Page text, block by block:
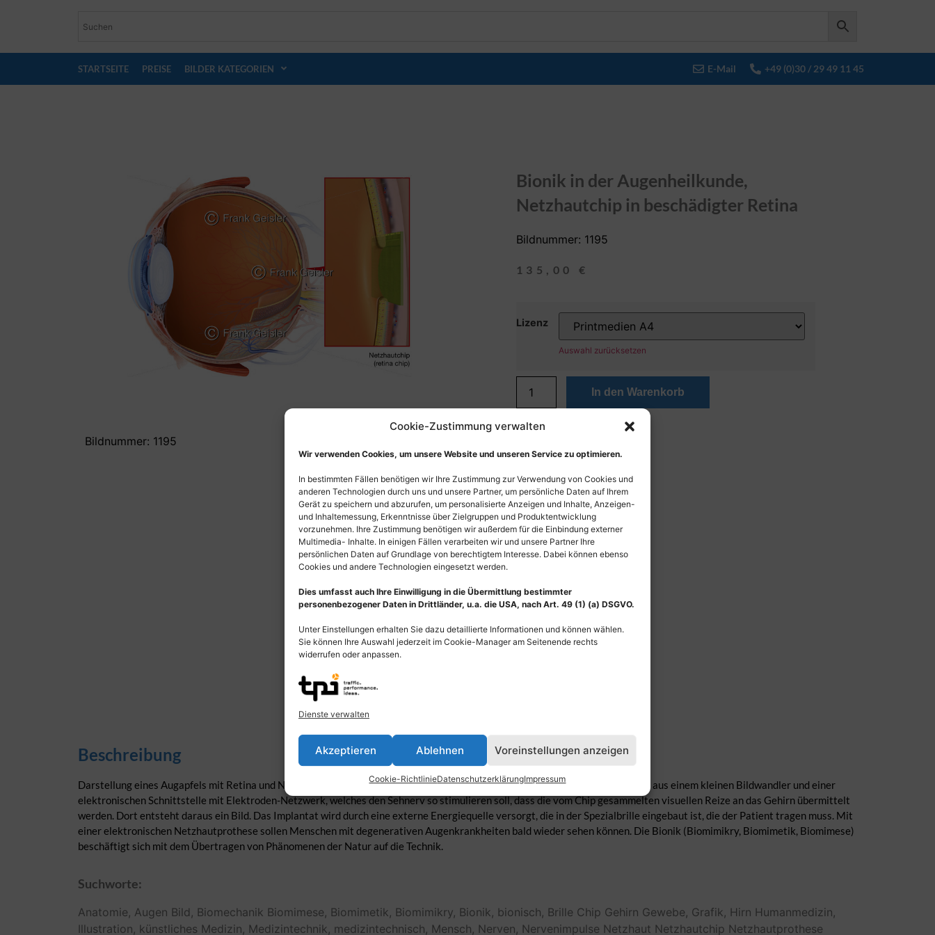
Cookie-Zustimmung verwalten
Wir verwenden Cookies, um unsere Website und unseren Service zu optimieren.
In bestimmten Fällen benötigen wir Ihre Zustimmung zur Verwendung von Cookies und
anderen Technologien durch uns und unsere Partner, um persönliche Daten auf Ihrem
Gerät zu speichern und abzurufen, um personalisierte Anzeigen und Inhalte, Anzeigen-
und Inhaltemessung, Erkenntnisse über Zielgruppen und Produktentwicklung
vorzunehmen. Ihre Zustimmung benötigen wir außerdem für die Einbindung externer
Multimedia- Inhalte. In einigen Fällen verarbeiten wir und unsere Partner Ihre
persönlichen Daten auf Grundlage von berechtigtem Interesse. Dabei können ebenso
Cookies und andere Technologien eingesetzt werden.
Dies umfasst auch Ihre Einwilligung in die Übermittlung bestimmter
personenbezogener Daten in Drittländer, u.a. die USA, nach Art. 49 (1) (a) DSGVO.
Unter Einstellungen erhalten Sie dazu detaillierte Informationen und können wählen.
Sie können Ihre Auswahl jederzeit im Cookie-Manager am Seitenende rechts
widerrufen oder anpassen.
Dienste verwalten
Akzeptieren Ablehnen Voreinstellungen anzeigen
Cookie-RichtlinieDatenschutzerklärungImpressum
STARTSEITE PREISE BILDER KATEGORIEN E-Mail +49 (0)30 / 29 49 11 45
Bildnummer: 1195
Bionik in der Augenheilkunde,
Netzhautchip in beschädigter Retina
Bildnummer: 1195
135,00 €
Lizenz
Auswahl zurücksetzen
In den Warenkorb
Beschreibung
Darstellung eines Augapfels mit Retina und Netzhautimplantat, das die beschädigte Retina ersetzt. Der Netzhautchip besteht aus einem kleinen Bildwandler und einer
elektronischen Schnittstelle mit Elektroden-Netzwerk, welches den Sehnerv so stimulieren soll, dass die vom Chip gesammelten visuellen Reize an das Gehirn übermittelt
werden. Dort entsteht daraus ein Bild. Das Implantat wird durch eine externe Energiequelle versorgt, die in der Spezialbrille eingebaut ist, die der Patient tragen muss. Mit
einer elektronischen Netzhautprothese sollen Menschen mit degenerativen Augenkrankheiten bald wieder sehen können. Die Bionik (Biomimikry, Biomimetik, Biomimese)
beschäftigt sich mit dem Übertragen von Phänomenen der Natur auf die Technik.
Suchworte:
Anatomie, Augen Bild, Biomechanik Biomimese, Biomimetik, Biomimikry, Bionik, bionisch, Brille Chip Gehirn Gewebe, Grafik, Hirn Humanmedizin,
Illustration, künstliches Medizin, Medizintechnik, medizintechnisch, Mensch, Nerven, Nervenimpulse Netzhaut Netzhautchip Netzhautprothese